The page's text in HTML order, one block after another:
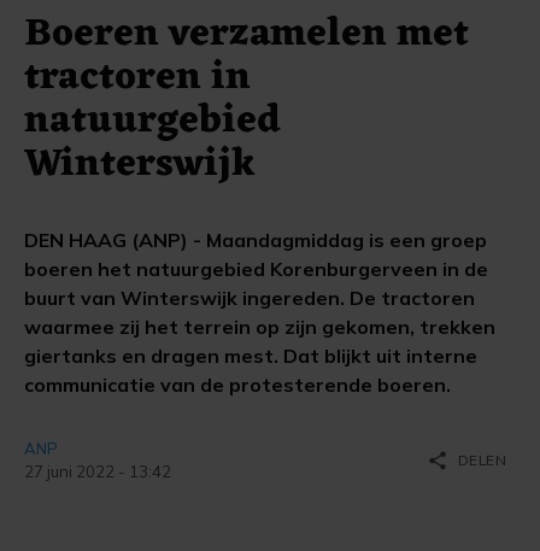
Boeren verzamelen met
tractoren in
natuurgebied
Winterswijk
DEN HAAG (ANP) - Maandagmiddag is een groep
boeren het natuurgebied Korenburgerveen in de
buurt van Winterswijk ingereden. De tractoren
waarmee zij het terrein op zijn gekomen, trekken
giertanks en dragen mest. Dat blijkt uit interne
communicatie van de protesterende boeren.
ANP
27 juni 2022 - 13:42
share DELEN